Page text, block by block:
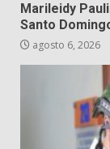
Marileidy
Santo
agosto 6, 2026